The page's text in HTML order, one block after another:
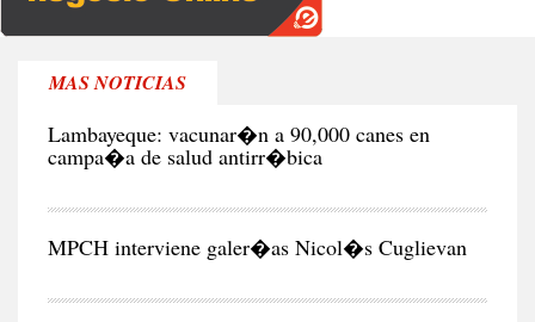
MAS NOTICIAS
Lambayeque: vacunar�n a 90,000 canes en
campa�a de salud antirr�bica
MPCH interviene galer�as Nicol�s Cuglievan